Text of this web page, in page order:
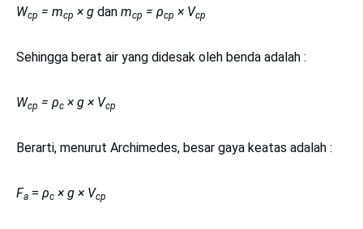
Wcp = mcp × g dan mcp = ρcp × Vcp
Sehingga berat air yang didesak oleh benda adalah :
Wcp = ρc × g × Vcp
Berarti, menurut Archimedes, besar gaya keatas adalah :
Fa = ρc × g × Vcp